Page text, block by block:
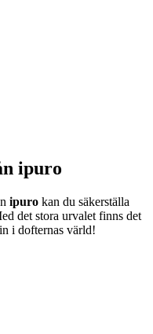
ipuro
ipuro kan du säkerställa
det stora urvalet finns det
i dofternas värld!